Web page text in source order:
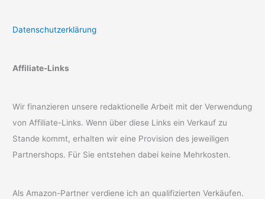
Datenschutzerklärung
Affiliate-Links
Wir finanzieren unsere redaktionelle Arbeit mit der Verwendung
von Affiliate-Links. Wenn über diese Links ein Verkauf zu
Stande kommt, erhalten wir eine Provision des jeweiligen
Partnershops. Für Sie entstehen dabei keine Mehrkosten.
Als Amazon-Partner verdiene ich an qualifizierten Verkäufen.